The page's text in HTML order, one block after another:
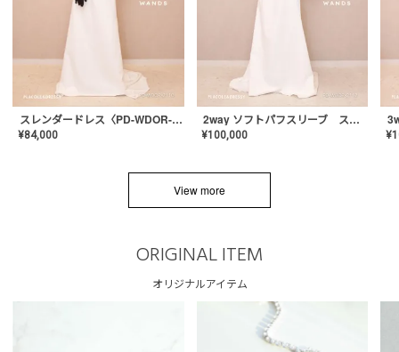
スレンダードレス〈PD-WDOR-2110〉
¥84,000
2way ソフトパフスリーブ スレンダードレス〈PD-WDOR-2112〉
¥100,000 ¥
View more
ORIGINAL ITEM
オリジナルアイテム